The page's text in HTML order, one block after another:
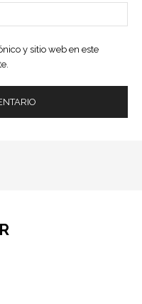
y sitio web en este